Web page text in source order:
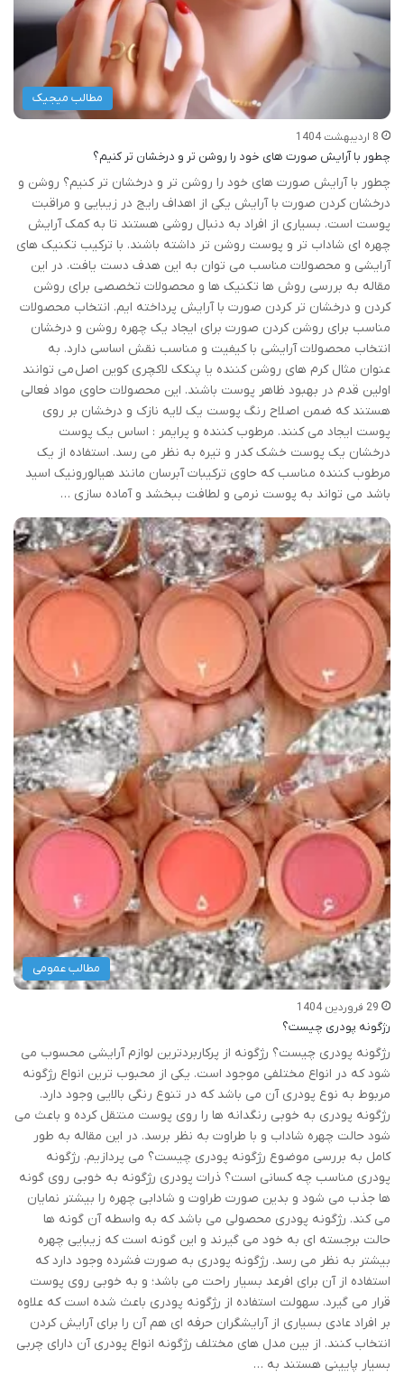
مطالب میجیک
8 اردیبهشت 1404
چطور با آرایش صورت های خود را روشن تر و درخشان تر کنیم؟
چطور با آرایش صورت های خود را روشن تر و درخشان تر کنیم؟ روشن و
درخشان کردن صورت با آرایش یکی از اهداف رایج در زیبایی و مراقبت
پوست است. بسیاری از افراد به دنبال روشی هستند تا به کمک آرایش
چهره ای شاداب تر و پوست روشن تر داشته باشند. با ترکیب تکنیک های
آرایشی و محصولات مناسب می توان به این هدف دست یافت. در این
مقاله به بررسی روش ها تکنیک ها و محصولات تخصصی برای روشن
کردن و درخشان تر کردن صورت با آرایش پرداخته ایم. انتخاب محصولات
مناسب برای روشن کردن صورت برای ایجاد یک چهره روشن و درخشان
انتخاب محصولات آرایشی با کیفیت و مناسب نقش اساسی دارد. به
عنوان مثال کرم های روشن کننده یا پنکک لاکچری کوین اصل می توانند
اولین قدم در بهبود ظاهر پوست باشند. این محصولات حاوی مواد فعالی
هستند که ضمن اصلاح رنگ پوست یک لایه نازک و درخشان بر روی
پوست ایجاد می کنند. مرطوب کننده و پرایمر : اساس یک پوست
درخشان یک پوست خشک کدر و تیره به نظر می رسد. استفاده از یک
مرطوب کننده مناسب که حاوی ترکیبات آبرسان مانند هیالورونیک اسید
باشد می تواند به پوست نرمی و لطافت ببخشد و آماده سازی …
مطالب عمومی
29 فروردین 1404
رژگونه پودری چیست؟
رژگونه پودری چیست؟ رژگونه از پرکاربردترین لوازم آرایشی محسوب می
شود که در انواع مختلفی موجود است. یکی از محبوب ترین انواع رژگونه
مربوط به نوع پودری آن می باشد که در تنوع رنگی بالایی وجود دارد.
رژگونه پودری به خوبی رنگدانه ها را روی پوست منتقل کرده و باعث می
شود حالت چهره شاداب و با طراوت به نظر برسد. در این مقاله به طور
کامل به بررسی موضوع رژگونه پودری چیست؟ می پردازیم. رژگونه
پودری مناسب چه کسانی است؟ ذرات پودری رژگونه به خوبی روی گونه
ها جذب می شود و بدین صورت طراوت و شادابی چهره را بیشتر نمایان
می کند. رژگونه پودری محصولی می باشد که به واسطه آن گونه ها
حالت برجسته ای به خود می گیرند و این گونه است که زیبایی چهره
بیشتر به نظر می رسد. رژگونه پودری به صورت فشرده وجود دارد که
استفاده از آن برای افرعد بسیار راحت می باشد؛ و به خوبی روی پوست
قرار می گیرد. سهولت استفاده از رژگونه پودری باعث شده است که علاوه
بر افراد عادی بسیاری از آرایشگران حرفه ای هم آن را برای آرایش کردن
انتخاب کنند. از بین مدل های مختلف رژگونه انواع پودری آن دارای چربی
بسیار پایینی هستند به …